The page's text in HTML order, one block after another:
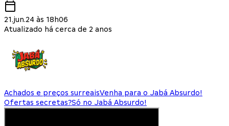
21.jun.24 às 18h06
Atualizado há cerca de 2 anos
Achados e preços surreaisVenha para o Jabá Absurdo!
Ofertas secretas?Só no Jabá Absurdo!